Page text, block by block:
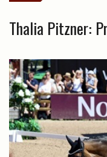
Thalia Pitzner: